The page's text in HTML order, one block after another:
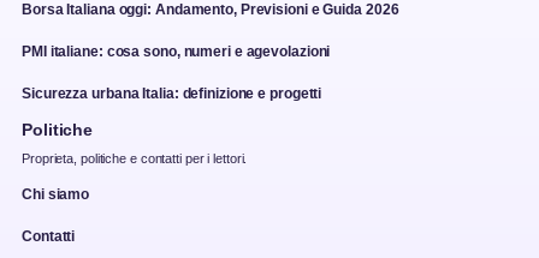
Borsa Italiana oggi: Andamento, Previsioni e Guida 2026
PMI italiane: cosa sono, numeri e agevolazioni
Sicurezza urbana Italia: definizione e progetti
Politiche
Proprieta, politiche e contatti per i lettori.
Chi siamo
Contatti